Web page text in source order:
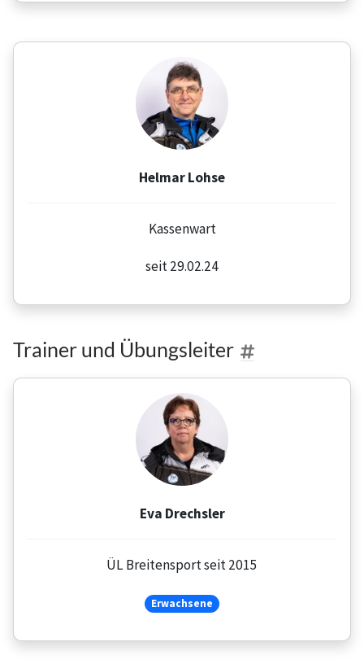
Helmar Lohse
Kassenwart
seit 29.02.24
Trainer und Übungsleiter
Eva Drechsler
ÜL Breitensport seit 2015
Erwachsene